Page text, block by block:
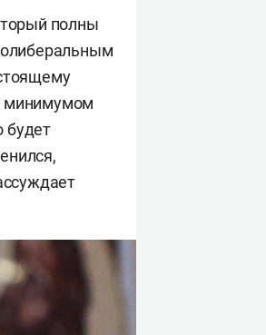
полны
минимумом
будет